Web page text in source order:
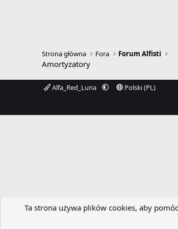
Strona główna Fora Forum Alfisti
Amortyzatory
Alfa_Red_Luna Polski (PL)
Ta strona używa plików cookies, aby